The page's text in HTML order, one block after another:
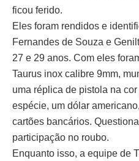
ficou ferido.
Eles foram rendidos e
Fernandes de Souza e
27 e 29 anos. Com eles
Taurus inox calibre 9mm,
uma réplica de pistola na
espécie, um dólar
cartões bancários.
participação no roubo.
Enquanto isso, a equipe de